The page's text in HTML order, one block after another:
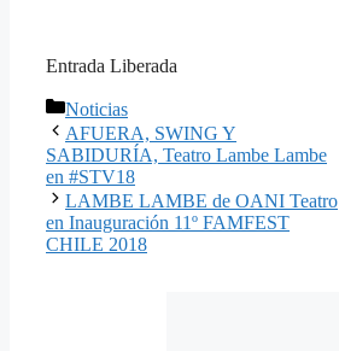
Entrada Liberada
Categorías
Noticias
AFUERA, SWING Y
SABIDURÍA, Teatro Lambe Lambe
en #STV18
LAMBE LAMBE de OANI Teatro
en Inauguración 11º FAMFEST
CHILE 2018